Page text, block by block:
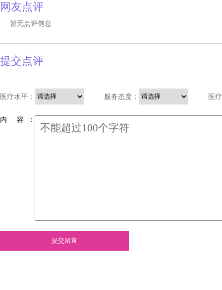
网友点评
暂无点评信息
提交点评
医疗水平： 服务态度： 医
内 容 ：
提交留言